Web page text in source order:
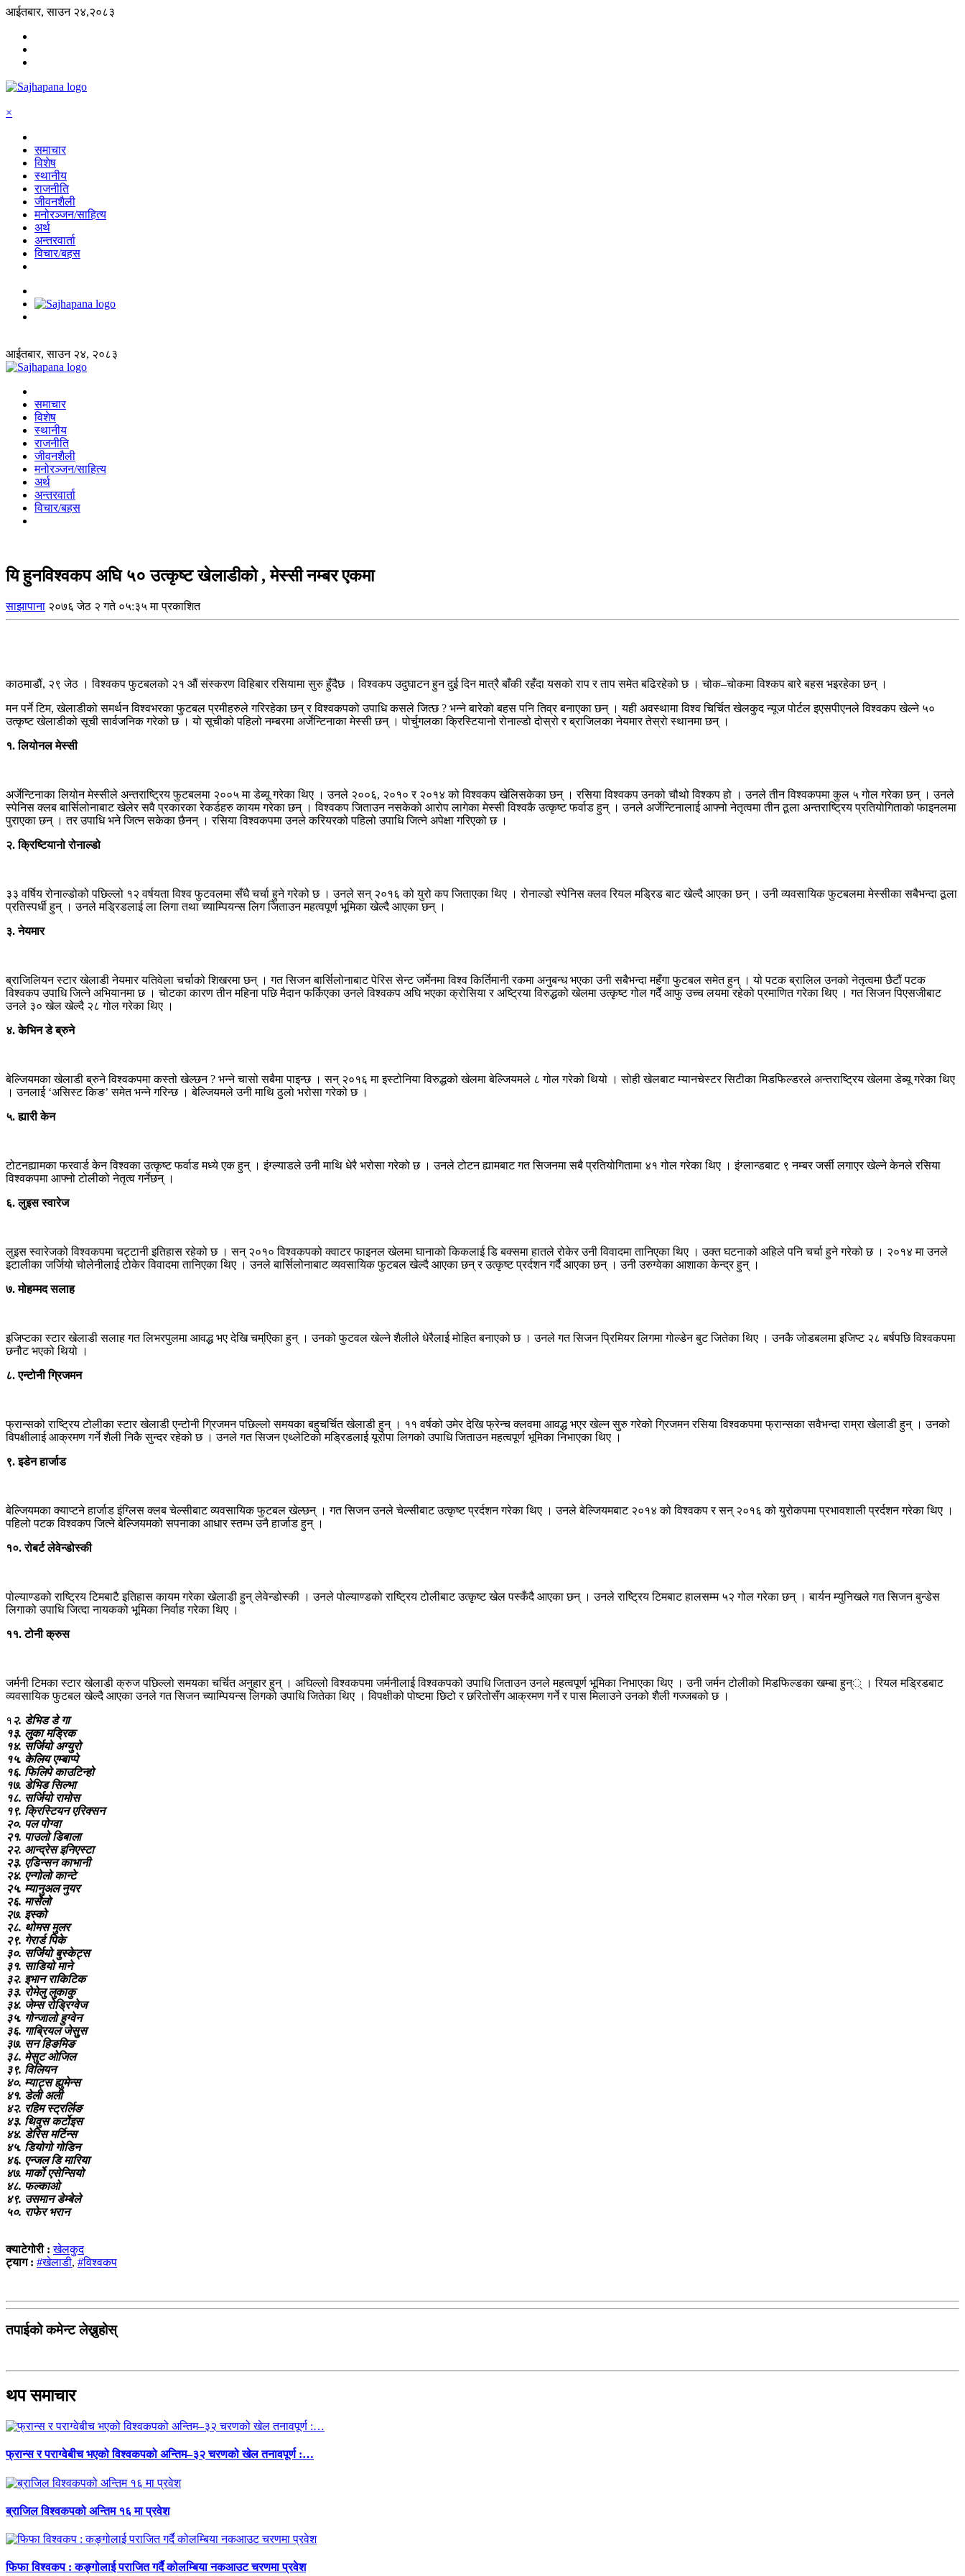
आईतबार, साउन २४,२०८३
×
समाचार
विशेष
स्थानीय
राजनीति
जीवनशैली
मनोरञ्जन/साहित्य
अर्थ
अन्तरवार्ता
विचार/बहस
आईतबार, साउन २४, २०८३
समाचार
विशेष
स्थानीय
राजनीति
जीवनशैली
मनोरञ्जन/साहित्य
अर्थ
अन्तरवार्ता
विचार/बहस
यि हुनविश्वकप अघि ५० उत्कृष्ट खेलाडीको , मेस्सी नम्बर एकमा
साझापाना २०७६ जेठ २ गते ०५:३५ मा प्रकाशित
काठमाडौं, २९ जेठ । विश्वकप फुटबलको २१ औं संस्करण विहिबार रसियामा सुरु हुँदैछ । विश्वकप उदुघाटन हुन दुई दिन मात्रै बाँकी रहँदा यसको राप र ताप समेत बढिरहेको छ । चोक–चोकमा विश्कप बारे बहस भइरहेका छन् ।
मन पर्ने टिम, खेलाडीको समर्थन विश्वभरका फुटबल प्रमीहरुले गरिरहेका छन् र विश्वकपको उपाधि कसले जित्छ ? भन्ने बारेको बहस पनि तिव्र बनाएका छन् । यही अवस्थामा विश्व चिर्चित खेलकुद न्यूज पोर्टल इएसपीएनले विश्वकप खेल्ने ५०
उत्कृष्ट खेलाडीको सूची सार्वजनिक गरेको छ । यो सूचीको पहिलो नम्बरमा अर्जेन्टिनाका मेस्सी छन् । पोर्चुगलका क्रिस्टियानो रोनाल्डो दोस्रो र ब्राजिलका नेयमार तेस्रो स्थानमा छन् ।
१. लियोनल मेस्सी
अर्जेन्टिनाका लियोन मेस्सीले अन्तराष्ट्रिय फुटबलमा २००५ मा डेब्यू गरेका थिए । उनले २००६, २०१० र २०१४ को विश्वकप खेलिसकेका छन् । रसिया विश्वकप उनको चौथो विश्कप हो । उनले तीन विश्वकपमा कुल ५ गोल गरेका छन् । उनले
स्पेनिस क्लब बार्सिलोनाबाट खेलेर सवै प्रकारका रेकर्डहरु कायम गरेका छन् । विश्वकप जिताउन नसकेको आरोप लागेका मेस्सी विश्वकै उत्कृष्ट फर्वाड हुन् । उनले अर्जेन्टिनालाई आफ्नो नेतृत्वमा तीन ठूला अन्तराष्ट्रिय प्रतियोगिताको फाइनलमा
पुराएका छन् । तर उपाधि भने जित्न सकेका छैनन् । रसिया विश्वकपमा उनले करियरको पहिलो उपाधि जित्ने अपेक्षा गरिएको छ ।
२. क्रिष्टियानो रोनाल्डो
३३ वर्षिय रोनाल्डोको पछिल्लो १२ वर्षयता विश्व फुटवलमा सँधै चर्चा हुने गरेको छ । उनले सन् २०१६ को युरो कप जिताएका थिए । रोनाल्डो स्पेनिस क्लव रियल मड्रिड बाट खेल्दै आएका छन् । उनी व्यवसायिक फुटबलमा मेस्सीका सबैभन्दा ठूला
प्रतिस्पर्धी हुन् । उनले मड्रिडलाई ला लिगा तथा च्याम्पियन्स लिग जिताउन महत्वपूर्ण भूमिका खेल्दै आएका छन् ।
३. नेयमार
ब्राजिलियन स्टार खेलाडी नेयमार यतिवेला चर्चाको शिखरमा छन् । गत सिजन बार्सिलोनाबाट पेरिस सेन्ट जर्मेनमा विश्व किर्तिमानी रकमा अनुबन्ध भएका उनी सबैभन्दा महँगा फुटबल समेत हुन् । यो पटक ब्रालिल उनको नेतृत्वमा छैटौं पटक
विश्वकप उपाधि जित्ने अभियानमा छ । चोटका कारण तीन महिना पछि मैदान फर्किएका उनले विश्वकप अघि भएका क्रोसिया र अष्ट्रिया विरुद्धको खेलमा उत्कृष्ट गोल गर्दै आफु उच्च लयमा रहेको प्रमाणित गरेका थिए । गत सिजन पिएसजीबाट
उनले ३० खेल खेल्दै २८ गोल गरेका थिए ।
४. केभिन डे ब्रुने
बेल्जियमका खेलाडी ब्रुने विश्वकपमा कस्तो खेल्छन ? भन्ने चासो सबैमा पाइन्छ । सन् २०१६ मा इस्टोनिया विरुद्धको खेलमा बेल्जियमले ८ गोल गरेको थियो । सोही खेलबाट म्यानचेस्टर सिटीका मिडफिल्डरले अन्तराष्ट्रिय खेलमा डेब्यू गरेका थिए
। उनलाई ‘असिस्ट किङ’ समेत भन्ने गरिन्छ । बेल्जियमले उनी माथि ठुलो भरोसा गरेको छ ।
५. ह्यारी केन
टोटनह्यामका फरवार्ड केन विश्वका उत्कृष्ट फर्वाड मध्ये एक हुन् । इंग्ल्याडले उनी माथि धेरै भरोसा गरेको छ । उनले टोटन ह्यामबाट गत सिजनमा सबै प्रतियोगितामा ४१ गोल गरेका थिए । इंग्लान्डबाट ९ नम्बर जर्सी लगाएर खेल्ने केनले रसिया
विश्वकपमा आफ्नो टोलीको नेतृत्व गर्नेछन् ।
६. लुइस स्वारेज
लुइस स्वारेजको विश्वकपमा चट्टानी इतिहास रहेको छ । सन् २०१० विश्वकपको क्वाटर फाइनल खेलमा घानाको किकलाई डि बक्समा हातले रोकेर उनी विवादमा तानिएका थिए । उक्त घटनाको अहिले पनि चर्चा हुने गरेको छ । २०१४ मा उनले
इटालीका जर्जियो चोलेनीलाई टोकेर विवादमा तानिएका थिए । उनले बार्सिलोनाबाट व्यवसायिक फुटबल खेल्दै आएका छन् र उत्कृष्ट प्रर्दशन गर्दै आएका छन् । उनी उरुग्वेका आशाका केन्द्र हुन् ।
७. मोहम्मद सलाह
इजिप्टका स्टार खेलाडी सलाह गत लिभरपुलमा आवद्ध भए देखि चम्एिका हुन् । उनको फुटवल खेल्ने शैलीले धेरैलाई मोहित बनाएको छ । उनले गत सिजन प्रिमियर लिगमा गोल्डेन बुट जितेका थिए । उनकै जोडबलमा इजिप्ट २८ बर्षपछि विश्वकपमा
छनौट भएको थियो ।
८. एन्टोनी ग्रिजमन
फ्रान्सको राष्ट्रिय टोलीका स्टार खेलाडी एन्टोनी ग्रिजमन पछिल्लो समयका बहुचर्चित खेलाडी हुन् । ११ वर्षको उमेर देखि फ्रेन्च क्लवमा आवद्ध भएर खेल्न सुरु गरेको ग्रिजमन रसिया विश्वकपमा फ्रान्सका सवैभन्दा राम्रा खेलाडी हुन् । उनको
विपक्षीलाई आक्रमण गर्ने शैली निकै सुन्दर रहेको छ । उनले गत सिजन एथ्लेटिको मड्रिडलाई यूरोपा लिगको उपाधि जिताउन महत्वपूर्ण भूमिका निभाएका थिए ।
९. इडेन हार्जाड
बेल्जियमका क्याप्टने हार्जाड इंग्लिस क्लब चेल्सीबाट व्यवसायिक फुटबल खेल्छन् । गत सिजन उनले चेल्सीबाट उत्कृष्ट प्रर्दशन गरेका थिए । उनले बेल्जियमबाट २०१४ को विश्वकप र सन् २०१६ को युरोकपमा प्रभावशाली प्रर्दशन गरेका थिए ।
पहिलो पटक विश्वकप जित्ने बेल्जियमको सपनाका आधार स्तम्भ उनै हार्जाड हुन् ।
१०. रोबर्ट लेवेन्डोस्की
पोल्याण्डको राष्ट्रिय टिमबाटै इतिहास कायम गरेका खेलाडी हुन् लेवेन्डोस्की । उनले पोल्याण्डको राष्ट्रिय टोलीबाट उत्कृष्ट खेल पस्कँदै आएका छन् । उनले राष्ट्रिय टिमबाट हालसम्म ५२ गोल गरेका छन् । बार्यन म्युनिखले गत सिजन बुन्डेस
लिगाको उपाधि जित्दा नायकको भूमिका निर्वाह गरेका थिए ।
११. टोनी क्रुस
जर्मनी टिमका स्टार खेलाडी क्रुज पछिल्लो समयका चर्चित अनुहार हुन् । अघिल्लो विश्वकपमा जर्मनीलाई विश्वकपको उपाधि जिताउन उनले महत्वपूर्ण भूमिका निभाएका थिए । उनी जर्मन टोलीको मिडफिल्डका खम्बा हुन्् । रियल मड्रिडबाट
व्यवसायिक फुटबल खेल्दै आएका उनले गत सिजन च्याम्पियन्स लिगको उपाधि जितेका थिए । विपक्षीको पोष्टमा छिटो र छरितोसँग आक्रमण गर्ने र पास मिलाउने उनको शैली गज्जबको छ ।
१२. डेभिड डे गा
१३. लुका मड्रिक
१४. सर्जियो अग्युरो
१५. केलिय एम्बाप्पे
१६. फिलिपे काउटिन्हो
१७. डेभिड सिल्भा
१८. सर्जियो रामोस
१९. क्रिस्टियन एरिक्सन
२०. पल पोग्वा
२१. पाउलो डिबाला
२२. आन्द्रेस इनिएस्टा
२३. एडिन्सन काभानी
२४. एन्गोलो कान्टे
२५. म्यानुअल नुयर
२६. मार्सेलो
२७. इस्को
२८. थोमस मुलर
२९. गेरार्ड पिके
३०. सर्जियो बुस्केट्स
३१. साडियो माने
३२. इभान राकिटिक
३३. रोमेलु लुकाकु
३४. जेम्स रोड्रिग्वेज
३५. गोन्जालो हुग्वेन
३६. गाब्रियल जेसुुस
३७. सन हिङमिङ
३८. मेसुट ओजिल
३९. विलियन
४०. म्याट्स ह्युमेन्स
४१. डेली अली
४२. रहिम स्ट्रर्लिङ
४३. थिवुस कर्टोइस
४४. डेरिस मर्टिन्स
४५. डियोगो गोडिन
४६. एन्जल डि मारिया
४७. मार्को एसेन्सियो
४८. फल्काओ
४९. उसमान डेम्बेले
५०. राफेर भरान
क्याटेगोरी :खेलकुद
ट्याग : #खेलाडी, #विश्वकप
तपाईको कमेन्ट लेख्नुहोस्
थप समाचार
फ्रान्स र पराग्वेबीच भएको विश्वकपको अन्तिम–३२ चरणको खेल तनावपूर्ण :…
ब्राजिल विश्वकपको अन्तिम १६ मा प्रवेश
फिफा विश्वकप : कङ्गोलाई पराजित गर्दै कोलम्बिया नकआउट चरणमा प्रवेश